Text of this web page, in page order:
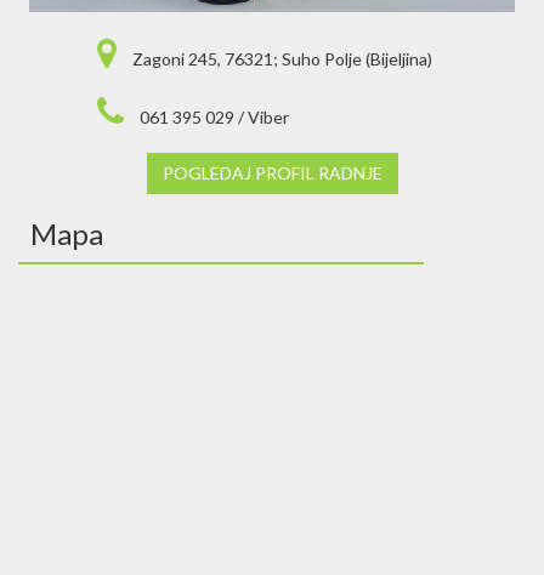
Zagoni 245, 76321; Suho Polje (Bijeljina)
061 395 029 / Viber
POGLEDAJ PROFIL RADNJE
Mapa